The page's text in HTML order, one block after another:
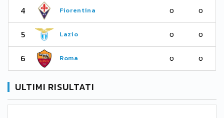
4 Fiorentina 0 0
5 Lazio 0 0
6 Roma 0 0
ULTIMI RISULTATI